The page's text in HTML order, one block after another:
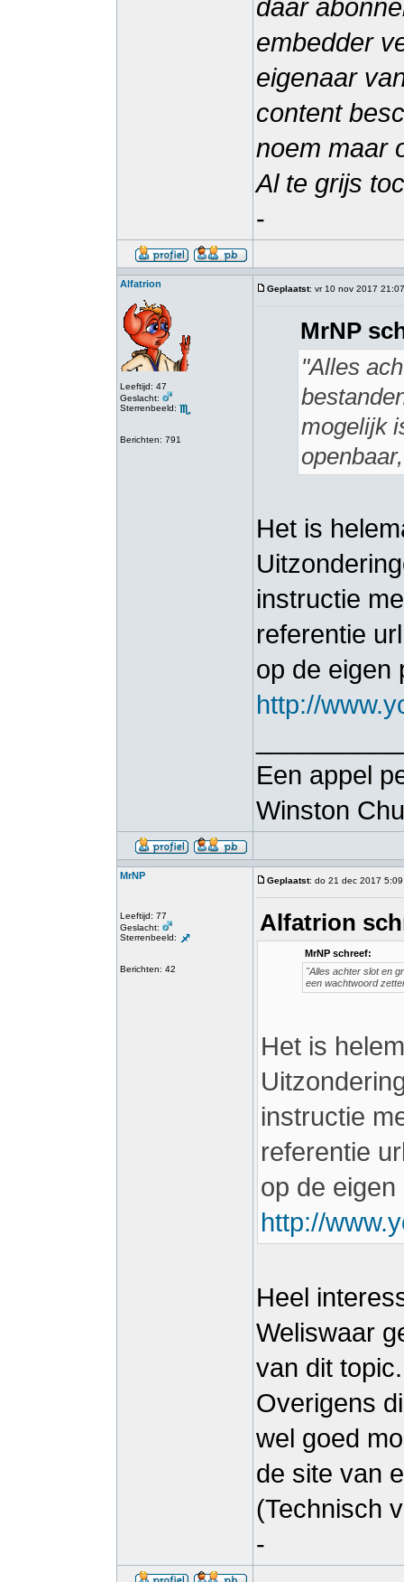
daar
embedder
eigenaar
content
noem maar
Al te grijs
-
Alfatrion
Leeftijd: 47
Geslacht:
Sterrenbeeld:
Berichten: 791
Geplaatst: vr 10 nov 2017 21:07
MrNP
"Alles
mogelijk
Het is
instructie
referentie
op de eigen
http://
Een appel
Winston
MrNP
Leeftijd: 77
Geslacht:
Sterrenbeeld:
Berichten: 42
Geplaatst: do 21 dec 2017 5:09
Alfatrion
MrNP schreef:
"Alles achter slot en
een wachtwoord
Het is
instructie
referentie
op de
http://
Heel
Weliswaar
van dit topic.
Overigens
wel goed
de site van
(Technisch
-